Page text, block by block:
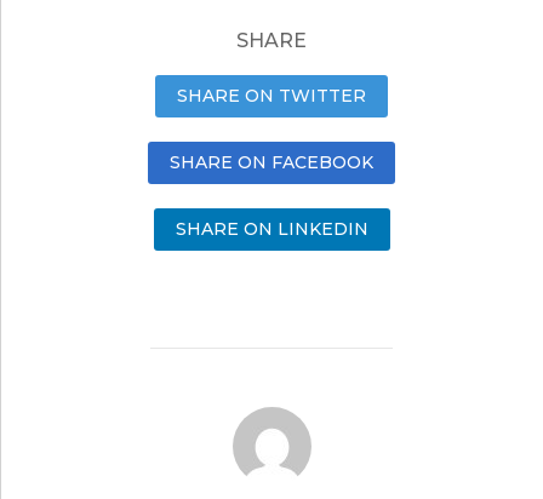
SHARE
SHARE ON TWITTER
SHARE ON FACEBOOK
SHARE ON LINKEDIN